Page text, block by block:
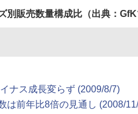
別販売数量構成比（出典：GfK
ナス成長変らず (2009/8/7)
は前年比8倍の見通し (2008/